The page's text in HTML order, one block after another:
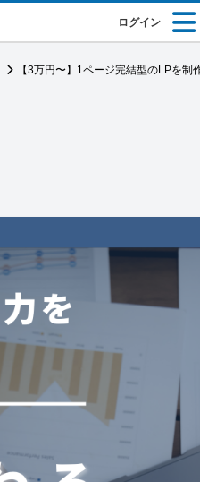
ログイン
【3万円〜】1ページ完結型のLPを制